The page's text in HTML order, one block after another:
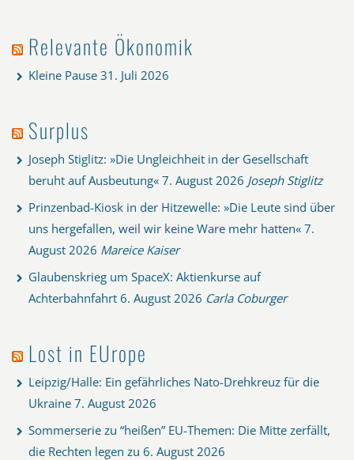
Relevante Ökonomik
Kleine Pause 31. Juli 2026
Surplus
Joseph Stiglitz: »Die Ungleichheit in der Gesellschaft
beruht auf Ausbeutung« 7. August 2026 Joseph Stiglitz
Prinzenbad-Kiosk in der Hitzewelle: »Die Leute sind über
uns hergefallen, weil wir keine Ware mehr hatten« 7.
August 2026 Mareice Kaiser
Glaubenskrieg um SpaceX: Aktienkurse auf
Achterbahnfahrt 6. August 2026 Carla Coburger
Lost in EUrope
Leipzig/Halle: Ein gefährliches Nato-Drehkreuz für die
Ukraine 7. August 2026
Sommerserie zu “heißen” EU-Themen: Die Mitte zerfällt,
die Rechten legen zu 6. August 2026